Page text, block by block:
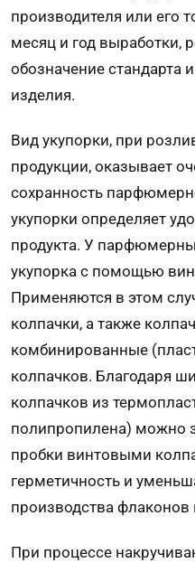
производителя или его
месяц и год выработки,
обозначение стандарта
изделия.
Вид укупорки, при
продукции, оказывает
сохранность
укупорки определяет
продукта. У
укупорка с помощью
Применяются в этом
колпачки, а также
комбинированные
колпачков. Благодаря
колпачков из
полипропилена) можно
пробки винтовыми
герметичность и
производства флаконов
При процессе